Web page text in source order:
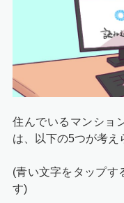
住んでいるマンショ
は、以下の5つが考え
(青い文字をタップす
す)